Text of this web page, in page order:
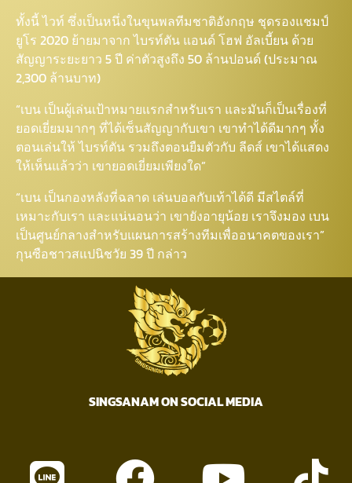
ทั้งนี้ ไวท์ ซึ่งเป็นหนึ่งในขุนพลทีมชาติอังกฤษ ชุดรองแชมป์
ยูโร 2020 ย้ายมาจาก ไบรท์ตัน แอนด์ โฮฟ อัลเบี้ยน ด้วย
สัญญาระยะยาว 5 ปี ค่าตัวสูงถึง 50 ล้านปอนด์ (ประมาณ
2,300 ล้านบาท)
“เบน เป็นผู้เล่นเป้าหมายแรกสำหรับเรา และมันก็เป็นเรื่องที่
ยอดเยี่ยมมากๆ ที่ได้เซ็นสัญญากับเขา เขาทำได้ดีมากๆ ทั้ง
ตอนเล่นให้ ไบรท์ตัน รวมถึงตอนยืมตัวกับ ลีดส์ เขาได้แสดง
ให้เห็นแล้วว่า เขายอดเยี่ยมเพียงใด”
“เบน เป็นกองหลังที่ฉลาด เล่นบอลกับเท้าได้ดี มีสไตล์ที่
เหมาะกับเรา และแน่นอนว่า เขายังอายุน้อย เราจึงมอง เบน
เป็นศูนย์กลางสำหรับแผนการสร้างทีมเพื่ออนาคตของเรา”
กุนซือชาวสแปนิชวัย 39 ปี กล่าว
SINGSANAM ON SOCIAL MEDIA